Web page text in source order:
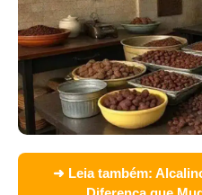
➜ Leia também: